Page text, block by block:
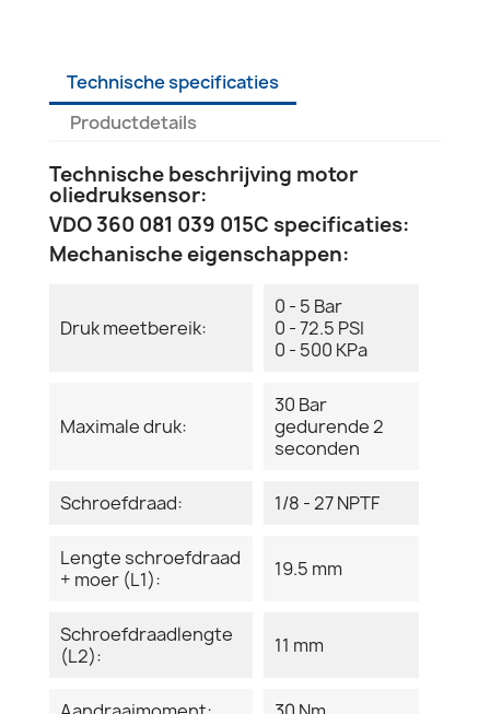
Technische specificaties
Productdetails
Technische beschrijving motor
oliedruksensor:
VDO 360 081 039 015C specificaties:
Mechanische eigenschappen:
Druk meetbereik:
0 - 5 Bar
0 - 72.5 PSI
0 - 500 KPa
Maximale druk:
30 Bar
gedurende 2
seconden
Schroefdraad: 1/8 - 27 NPTF
Lengte schroefdraad
+ moer (L1):
19.5 mm
Schroefdraadlengte
(L2):
11 mm